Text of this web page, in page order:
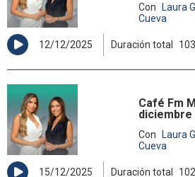
Con
Laura
Cueva
12/12/2025 Duración total
Café Fm
diciembre
Con
Laura
Cueva
15/12/2025 Duración total